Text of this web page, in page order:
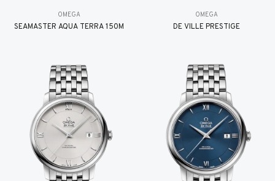
OMEGA
SEAMASTER AQUA TERRA 150M
OMEGA
DE VILLE PRESTIGE